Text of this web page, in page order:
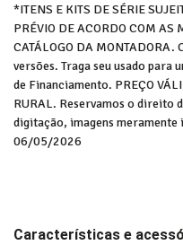
*ITENS E KITS DE SÉRIE
PRÉVIO DE ACORDO COM AS
CATÁLOGO DA
versões. Traga seu usado para
de Financiamento. PREÇO
RURAL. Reservamos o direito
digitação, imagens meramente
06/05/2026
Características e